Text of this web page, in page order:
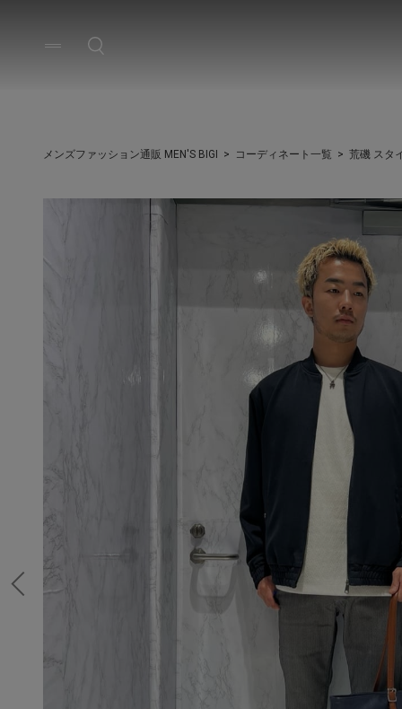
メンズファッション通販 MEN'S BIGI コーディネート一覧 荒磯 スタ